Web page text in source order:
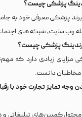
پزشکی چیست؟
پزشکی معرفی خود به
وب سایت، شبکه های
پزشکی چیست؟
مزایای زیادی دارد که
مخاطبان دانست.
وجه تمایز تجارت خود با
کمپین‌های تبلیغاتی و